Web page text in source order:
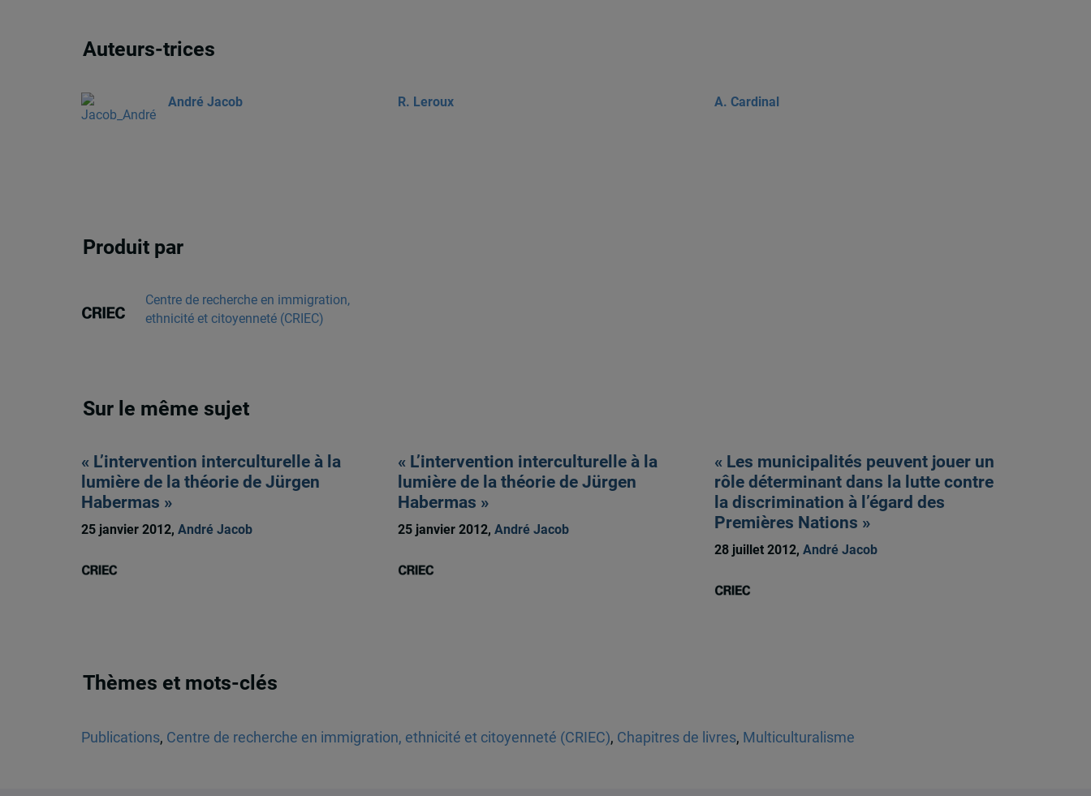
Auteurs-trices
André Jacob R. Leroux A. Cardinal
Produit par
Centre de recherche en immigration,
ethnicité et citoyenneté (CRIEC)
Sur le même sujet
« L’intervention interculturelle à la
lumière de la théorie de Jürgen
Habermas »
25 janvier 2012, André Jacob
« L’intervention interculturelle à la
lumière de la théorie de Jürgen
Habermas »
25 janvier 2012, André Jacob
« Les municipalités peuvent jouer un
rôle déterminant dans la lutte contre
la discrimination à l’égard des
Premières Nations »
28 juillet 2012, André Jacob
Thèmes et mots-clés
Publications, Centre de recherche en immigration, ethnicité et citoyenneté (CRIEC), Chapitres de livres, Multiculturalisme